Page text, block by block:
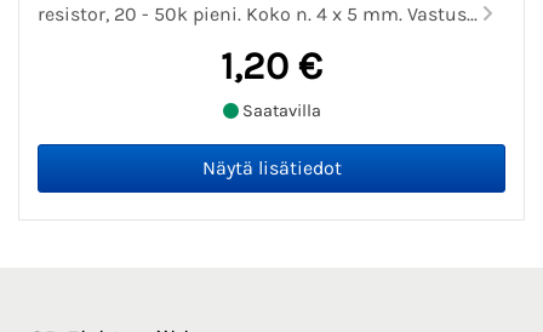
resistor, 20 - 50k pieni. Koko n. 4 x 5 mm. Vastus...
1,20 €
Saatavilla